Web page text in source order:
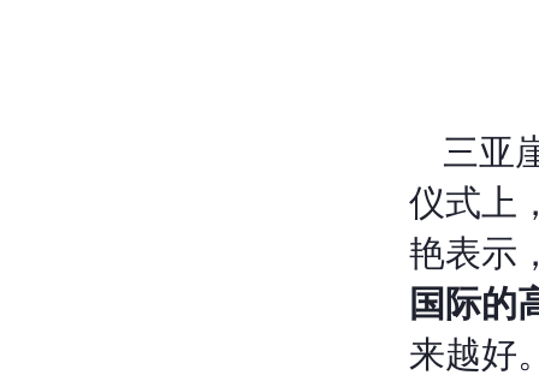
三亚
仪式上
艳表示
国际的
来越好